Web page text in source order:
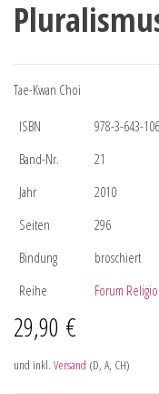
Tae-Kwan Choi
ISBN
978-3-643-
Band-Nr.
21
Jahr
2010
Seiten
296
Bindung
broschiert
Reihe
Forum
29,90 €
und inkl. Versand (D, A, CH)